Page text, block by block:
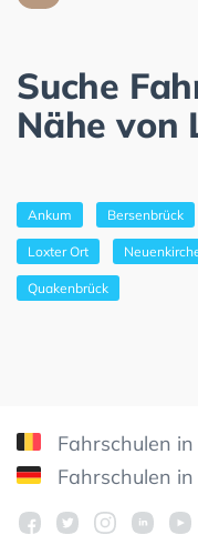
Suche
Nähe von
Ankum Bersenbrück
Loxter Ort
Quakenbrück
Fahrschulen
Fahrschulen